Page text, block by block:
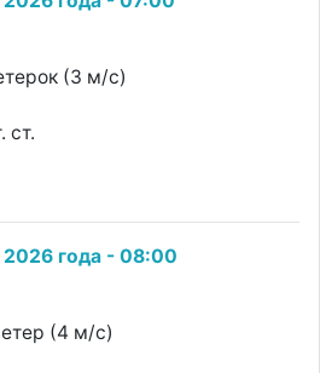
(3 м/с)
ст.
2026 года - 08:00
(4 м/с)